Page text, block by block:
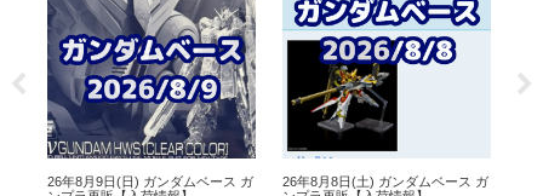
26年8月9日(日) ガンダムベース ガ
26年8月8日(土) ガンダムベース ガ